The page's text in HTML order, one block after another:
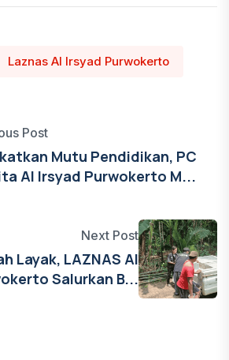
Laznas Al Irsyad Purwokerto
Post
Mutu Pendidikan, PC
Al Irsyad Purwokerto M...
Next Post
Layak, LAZNAS Al
Salurkan B...